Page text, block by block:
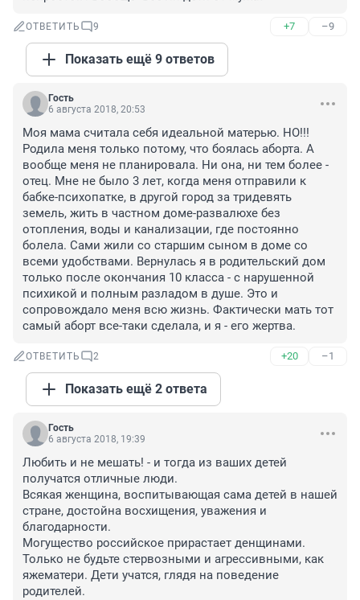
ОТВЕТИТЬ 9 +7 –9
Показать ещё 9 ответов
Гость
6 августа 2018, 20:53
Моя мама считала себя идеальной матерью. НО!!!
Родила меня только потому, что боялась аборта. А
вообще меня не планировала. Ни она, ни тем более -
отец. Мне не было 3 лет, когда меня отправили к
бабке-психопатке, в другой город за тридевять
земель, жить в частном доме-развалюхе без
отопления, воды и канализации, где постоянно
болела. Сами жили со старшим сыном в доме со
всеми удобствами. Вернулась я в родительский дом
только после окончания 10 класса - с нарушенной
психикой и полным разладом в душе. Это и
сопровождало меня всю жизнь. Фактически мать тот
самый аборт все-таки сделала, и я - его жертва.
ОТВЕТИТЬ 2 +20 –1
Показать ещё 2 ответа
Гость
6 августа 2018, 19:39
Любить и не мешать! - и тогда из ваших детей
получатся отличные люди.
Всякая женщина, воспитывающая сама детей в нашей
стране, достойна восхищения, уважения и
благодарности.
Могущество российское прирастает денщинами.
Только не будьте стервозными и агрессивными, как
яжематери. Дети учатся, глядя на поведение
родителей.